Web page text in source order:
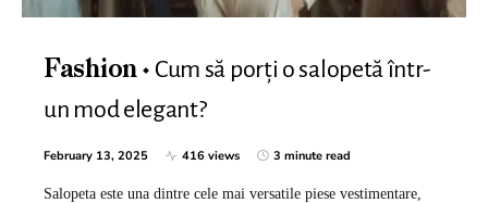
Fashion
Cum să porți o salopetă într-
un mod elegant?
February 13, 2025 416 views 3 minute read
Salopeta este una dintre cele mai versatile piese vestimentare,